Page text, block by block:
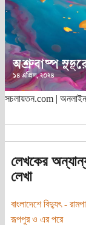
সচলায়তন.com | অনলাইন
লেখকের
লেখা
বাংলাদেশে বিদ্যুৎ -
রূপপুর ও এর পরে